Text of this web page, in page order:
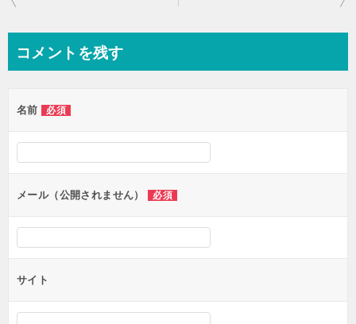
ビ
ー
シ
ン
コメントを残す
名前 必須
メール（公開されません） 必須
サイト